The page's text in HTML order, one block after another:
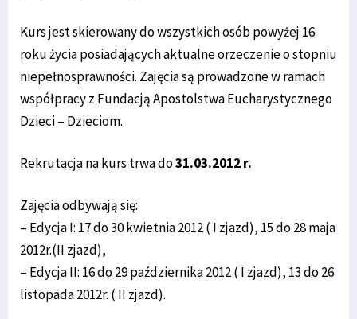
Kurs jest skierowany do wszystkich osób powyżej 16
roku życia posiadających aktualne orzeczenie o stopniu
niepełnosprawności. Zajęcia są prowadzone w ramach
współpracy z Fundacją Apostolstwa Eucharystycznego
Dzieci – Dzieciom.
Rekrutacja na kurs trwa do31.03.2012 r.
Zajęcia odbywają się:
– Edycja I: 17 do 30 kwietnia 2012 ( I zjazd), 15 do 28 maja
2012r.(II zjazd),
– Edycja II: 16 do 29 października 2012 ( I zjazd), 13 do 26
listopada 2012r. ( II zjazd).